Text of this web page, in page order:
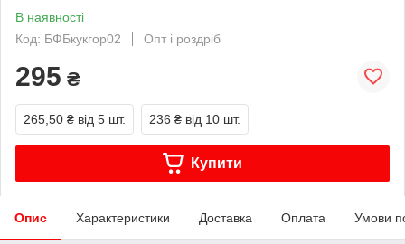
В наявності
Код: БФБкукгор02
Опт і роздріб
295 ₴
265,50 ₴ від 5 шт. 236 ₴ від 10 шт.
Купити
Опис Характеристики Доставка Оплата Умови